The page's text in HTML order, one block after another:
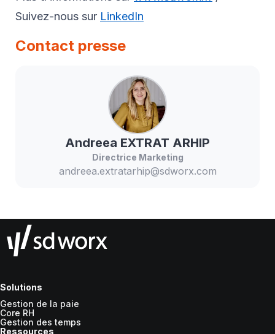
Suivez-nous sur LinkedIn
Contact presse
Andreea EXTRAT ARHIP
Directrice Marketing
andreea.extratarhip@sdworx.com
Solutions
Gestion de la paie
Core RH
Gestion des temps
Ressources